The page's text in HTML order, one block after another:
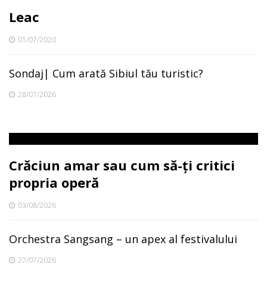
Leac
01/07/2020
Sondaj| Cum arată Sibiul tău turistic?
28/07/2026
Crăciun amar sau cum să-ți critici
propria operă
03/08/2026
Orchestra Sangsang – un apex al festivalului
27/07/2026